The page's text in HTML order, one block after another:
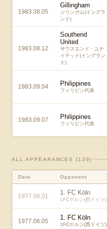
1983.08.05
Gillingham
ジリンガム(イングラ
ンド)
1983.08.12
Southend
United
サウスエンド・ユナ
イテッド(イングラン
ド)
1983.09.04 Philippines
フィリピン代表
1983.09.07 Philippines
フィリピン代表
ALL APPEARANCES ( 139)
Date Opponent
1977.06.01 1. FC Köln
1FCケルン(西ドイツ)
1977.06.05 1. FC Köln
1FCケルン(西ドイツ)